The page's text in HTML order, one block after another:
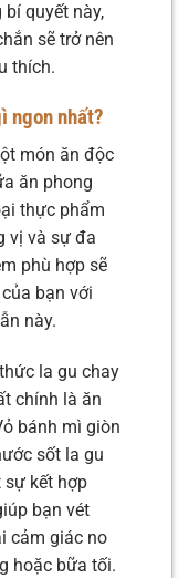
quyết này,
sẽ trở nên
thích.
ngon nhất?
món ăn độc
ăn phong
thực phẩm
vị và sự đa
phù hợp sẽ
bạn với
này.
la gu chay
chính là ăn
bánh mì giòn
sốt la gu
sự kết hợp
bạn vét
cảm giác no
hoặc bữa tối.